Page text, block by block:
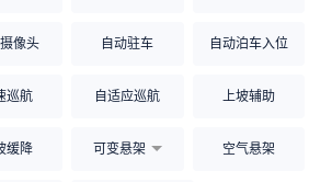
像头 自动驻车 自动泊车入位
巡航 自适应巡航 上坡辅助
缓降 可变悬架 空气悬架